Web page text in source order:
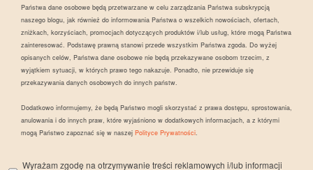
Państwa dane osobowe będą przetwarzane w celu zarządzania Państwa subskrypcją
naszego blogu, jak również do informowania Państwa o wszelkich nowościach, ofertach,
zniżkach, korzyściach, promocjach dotyczących produktów i/lub usług, które mogą Państwa
zainteresować. Podstawę prawną stanowi przede wszystkim Państwa zgoda. Do wyżej
opisanych celów, Państwa dane osobowe nie będą przekazywane osobom trzecim, z
wyjątkiem sytuacji, w których prawo tego nakazuje. Ponadto, nie przewiduje się
przekazywania danych osobowych do innych państw.
Dodatkowo informujemy, że będą Państwo mogli skorzystać z prawa dostępu, sprostowania,
anulowania i do innych praw, które wyjaśniono w dodatkowych informacjach, a z którymi
mogą Państwo zapoznać się w naszej Polityce Prywatności.
Wyrażam zgodę na otrzymywanie treści reklamowych i/lub informacji